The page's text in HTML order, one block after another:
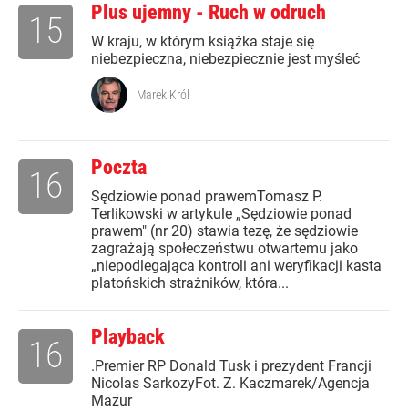
Plus ujemny - Ruch w odruch
W kraju, w którym książka staje się
niebezpieczna, niebezpiecznie jest myśleć
15
Marek Król
Poczta
Sędziowie ponad prawemTomasz P.
Terlikowski w artykule „Sędziowie ponad
prawem" (nr 20) stawia tezę, że sędziowie
zagrażają społeczeństwu otwartemu jako
„niepodlegająca kontroli ani weryfikacji kasta
platońskich strażników, która...
16
Playback
.Premier RP Donald Tusk i prezydent Francji
Nicolas SarkozyFot. Z. Kaczmarek/Agencja
Mazur
16